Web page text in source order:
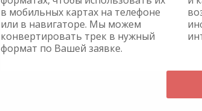
в мобильных картах на телефоне
или в навигаторе. Мы можем
конвертировать трек в нужный
формат по Вашей заявке.